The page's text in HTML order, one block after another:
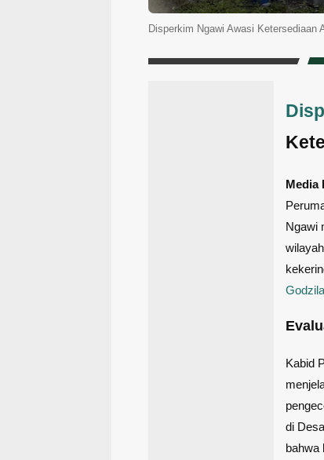
Disperkim Ngawi Awasi Ketersediaan
Media
Ngawi
Godzila
Kabid
di
bahwa